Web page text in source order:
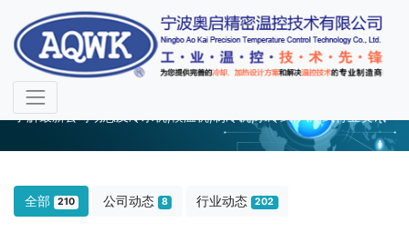
新闻中心
了解最新公司动态及冷水机,模温机,制冷机,水冷式,风冷式行业资讯
全部 210 公司动态 8 行业动态 202